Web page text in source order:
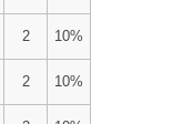
2 10%
2 10%